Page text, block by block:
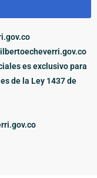
es exclusivo para
de la Ley 1437 de